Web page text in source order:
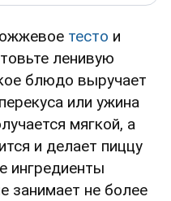
тесто и
ленивую
блюдо выручает
или ужина
мягкой, а
и делает пиццу
ингредиенты
занимает не более